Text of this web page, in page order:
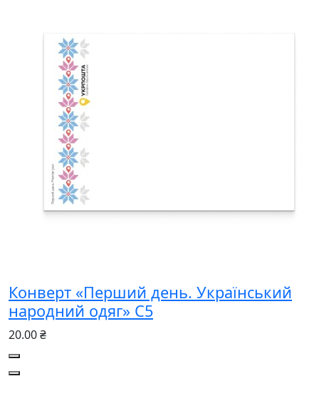
Конверт «Перший день. Український
народний одяг» С5
20.00 ₴